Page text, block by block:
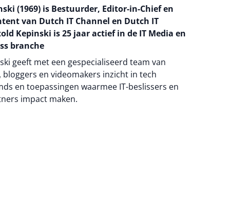
(1969) is Bestuurder, Editor-in-Chief en
van Dutch IT Channel en Dutch IT
Kepinski is 25 jaar actief in de IT Media en
branche
geeft met een gespecialiseerd team van
en videomakers inzicht in tech
en toepassingen waarmee IT-beslissers en
impact maken.